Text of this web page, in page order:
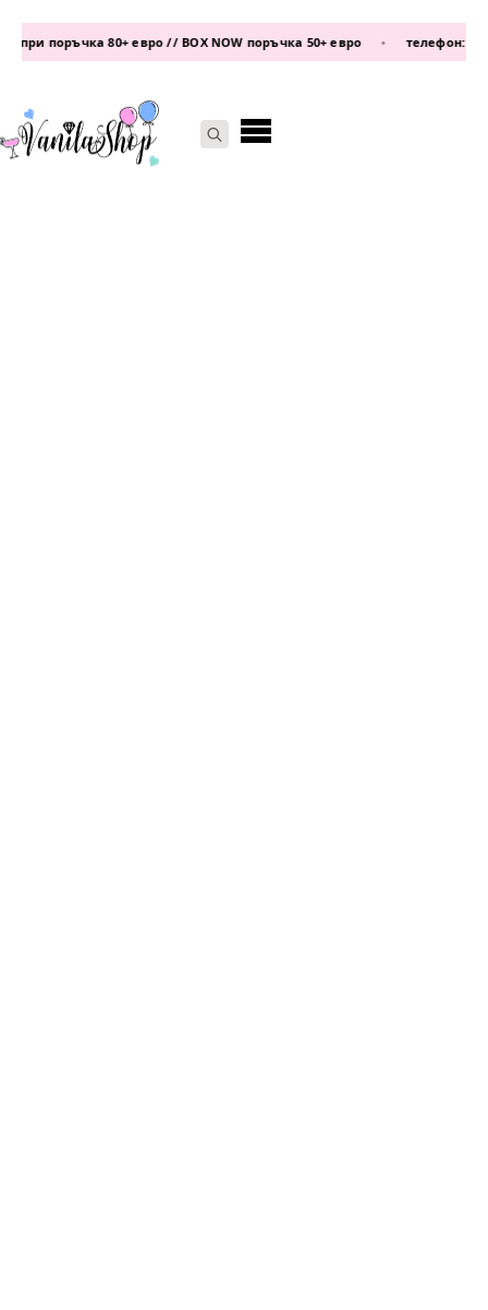
поръчка 80+ евро // BOX NOW поръчка 50+ евро • телефон:0877